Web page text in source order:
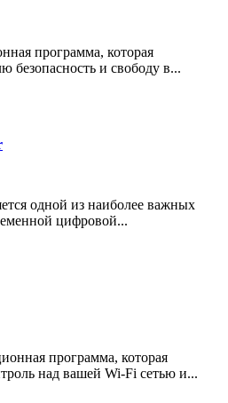
программа, которая
безопасность и свободу в...
одной из наиболее важных
цифровой...
программа, которая
над вашей Wi-Fi сетью и...